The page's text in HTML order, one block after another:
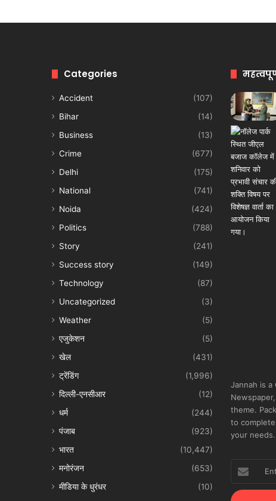
Categories
Accident
(107)
Bihar
(14)
Business
(13)
Crime
(677)
Delhi
(175)
National
(741)
Noida
(424)
Politics
(788)
Story
(241)
Success story
(149)
Technology
(87)
Uncategorized
(3)
Weather
(5)
एजुकेशन
(5)
खेल
(431)
ट्रेंडिंग
(1,996)
दिल्ली-एनसीआर
(12)
धर्म
(244)
पंजाब
(923)
भारत
(10,447)
मनोरंजन
(653)
मीडिया के धुरंधर
(10)
Jannah is a
theme.
to
your needs.
your
Email